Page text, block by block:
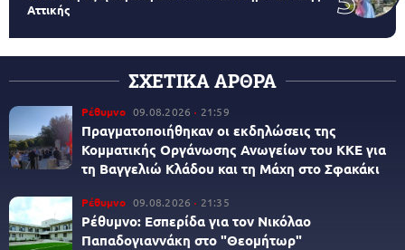
Αττικής
ΣΧΕΤΙΚΑ ΑΡΘΡΑ
Ρέθυμνο 09.08.2026 21:59
Πραγματοποιήθηκαν οι εκδηλώσεις της
Κομματικής Οργάνωσης Ανωγείων του ΚΚΕ για
τη Βαγγελιώ Κλάδου και τη Μάχη στο Σφακάκι
Ρέθυμνο 09.08.2026 21:35
Ρέθυμνο: Εσπερίδα για τον Νικόλαο
Παπαδογιαννάκη στο "Θεομήτωρ"